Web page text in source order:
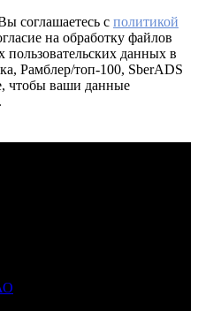
соглашаетесь с политикой
на обработку файлов
пользовательских данных в
Рамблер/топ-100, SberADS
чтобы ваши данные